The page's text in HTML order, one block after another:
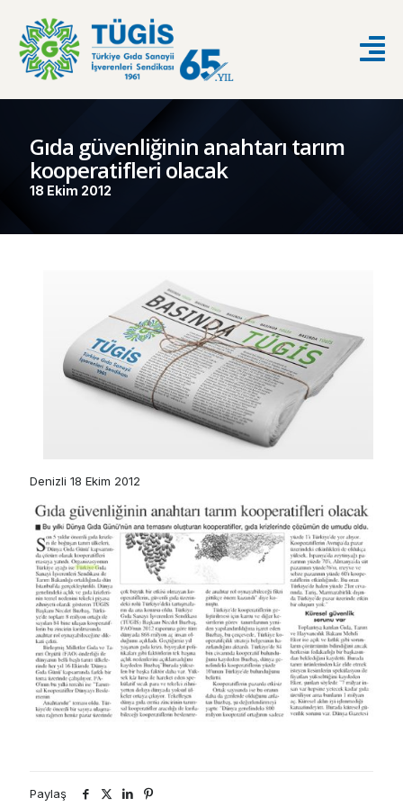
Gıda güvenliğinin anahtarı tarım
kooperatifleri olacak
18 Ekim 2012
Denizli 18 Ekim 2012
Paylaş